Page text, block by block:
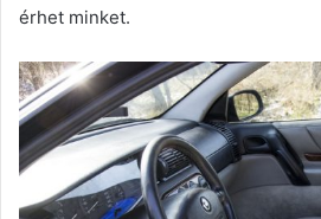
érhet minket.